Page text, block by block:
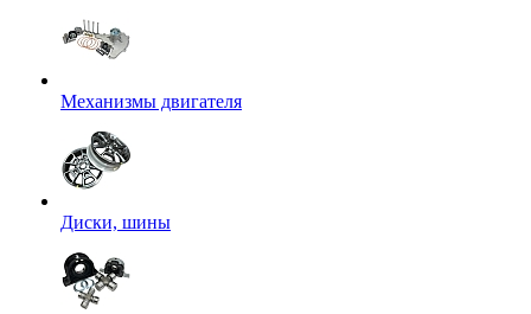
Механизмы двигателя
Диски, шины